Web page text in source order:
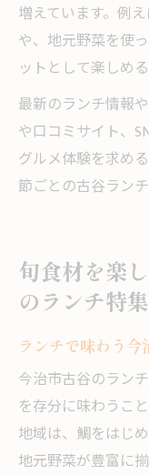
増えています。例
や、地元野菜を使
ットとして楽しめ
最新のランチ情報
や口コミサイト、
グルメ体験を求め
節ごとの古谷ラン
旬食材を楽
のランチ特集
ランチで味わう
今治市古谷のラン
を存分に味わうこ
地域は、鯛をはじ
地元野菜が豊富に